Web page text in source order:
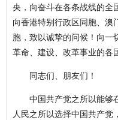
央，向奋斗在各条战线的全
向香港特别行政区同胞、澳
胞，致以诚挚的问候！向一
革命、建设、改革事业的各
同志们、朋友们！
中国共产党之所以能够
人民之所以选择中国共产